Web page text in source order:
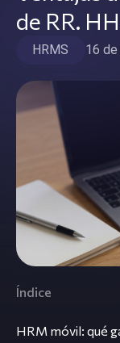
de RR.
HRMS 16
Índice
HRM móvil: qué